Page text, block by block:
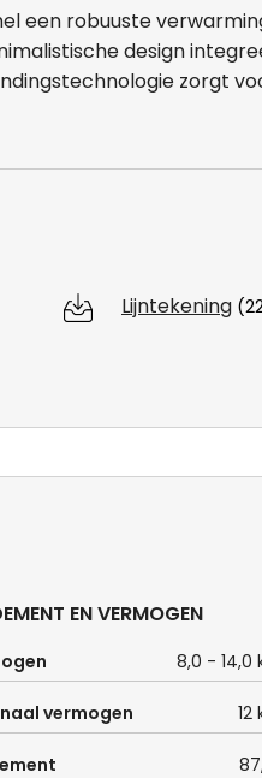
een robuuste
design
zorgt
Lijntekening
EN VERMOGEN
8,0 - 14,0
vermogen 12